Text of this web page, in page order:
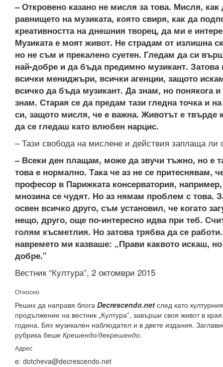
– Откровено казано не мисля за това. Мисля,
равнището на музиката, която свиря, как да
креативността на днешния творец, да ми е
Музиката е моят живот. Не страдам от излишна
но не съм и прекалено суетен. Гледам да си
най-добре и да бъда предимно музикант. Затова
всички мениджъри, всички агенции, защото
всичко да бъда музикант. Да знам, но понякога и
знам. Старая се да предам тази гледна точка и
си, защото мисля, че е важна. Животът е твърде
да се гледаш като влюбен нарцис.
– Тази свобода на мислене и действия заплаща ли
– Всеки ден плащам, може да звучи тъжно, но е
това е нормално. Така че аз не се притеснявам,
професор в Парижката консерватория, например,
мнозина се чудят. Но аз нямам проблем с това.
освен всичко друго, съм установил, че когато
нещо, друго, още по-интересно идва при теб.
голям късметлия. Но затова трябва да се
навремето ми казваше: „Прави каквото искаш,
добре.”
Вестник “Култура”, 2 октомври 2015
Относно
Реших да направя блога Decrescendo.net след като
продължение на вестник „Култура”, завърши своя живот в
година. Бях музикален наблюдател и в двете издания.
рубрика беше Крешендо/декрешендо.
Адрес
e: dotcheva@decrescendo.net